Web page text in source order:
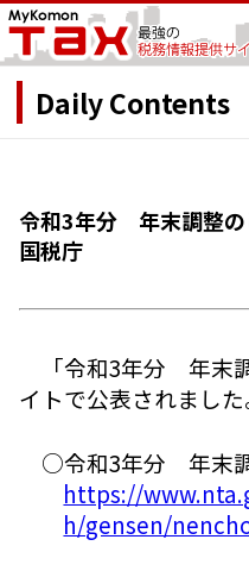
Daily Contents
令和3年分 年末調整
国税庁
「令和3年分 年末
イトで公表されました
○令和3年分 年末
https://
h/gensen/